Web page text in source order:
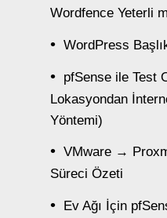
Wordfence Yeterli
WordPress
pfSense ile Test
Lokasyondan
Yöntemi)
VMware →
Süreci Özeti
Ev Ağı İçin